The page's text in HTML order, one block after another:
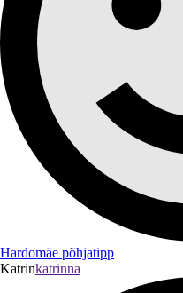
Hardomäe põhjatipp
Katrinkatrinna